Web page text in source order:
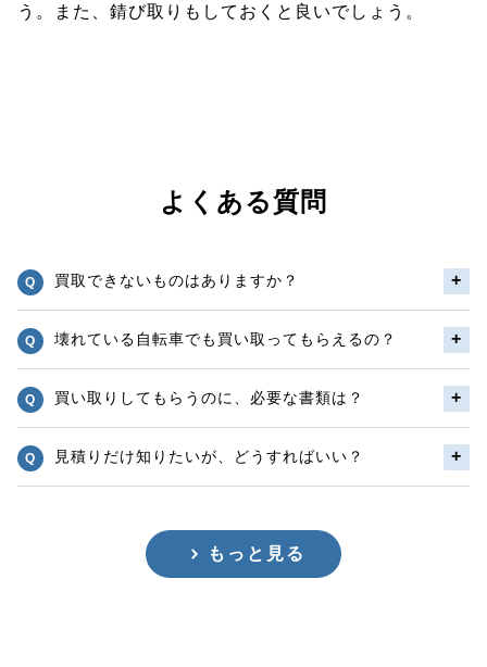
う。また、錆び取りもしておくと良いでしょう。
よくある質問
買取できないものはありますか？
壊れている自転車でも買い取ってもらえるの？
買い取りしてもらうのに、必要な書類は？
見積りだけ知りたいが、どうすればいい？
もっと見る